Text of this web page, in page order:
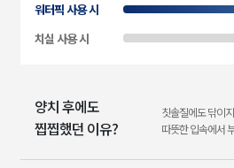
워터픽 사용 시 100%
치실 사용 시 50%
양치 후에도
찝찝했던 이유?
칫솔질에도 닦이
따뜻한 입속에서